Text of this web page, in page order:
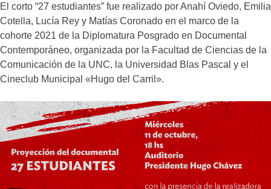
El corto “27 estudiantes” fue realizado por Anahí Oviedo, Emilia
Cotella, Lucía Rey y Matías Coronado en el marco de la
cohorte 2021 de la Diplomatura Posgrado en Documental
Contemporáneo, organizada por la Facultad de Ciencias de la
Comunicación de la UNC, la Universidad Blas Pascal y el
Cineclub Municipal «Hugo del Carril».